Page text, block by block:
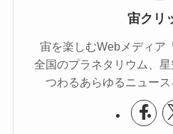
宙クリ
宙を楽しむWebメディア
全国のプラネタリウム、
つわるあらゆるニュース